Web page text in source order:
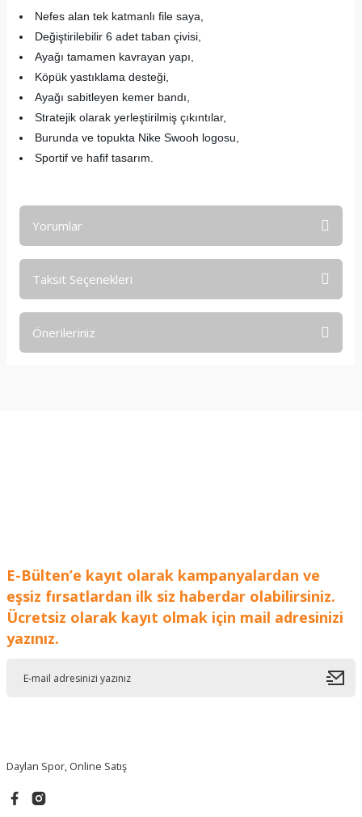
Nefes alan tek katmanlı file saya,
Değiştirilebilir 6 adet taban çivisi,
Ayağı tamamen kavrayan yapı,
Köpük yastıklama desteği,
Ayağı sabitleyen kemer bandı,
Stratejik olarak yerleştirilmiş çıkıntılar,
Burunda ve topukta Nike Swooh logosu,
Sportif ve hafif tasarım.
Yorumlar
44 numarası mevcutmudur
Taksit Seçenekleri
Önerileriniz
E-Bülten’e kayıt olarak kampanyalardan ve
eşsiz fırsatlardan ilk siz haberdar olabilirsiniz.
Ücretsiz olarak kayıt olmak için mail adresinizi
yazınız.
Daylan Spor, Online Satış